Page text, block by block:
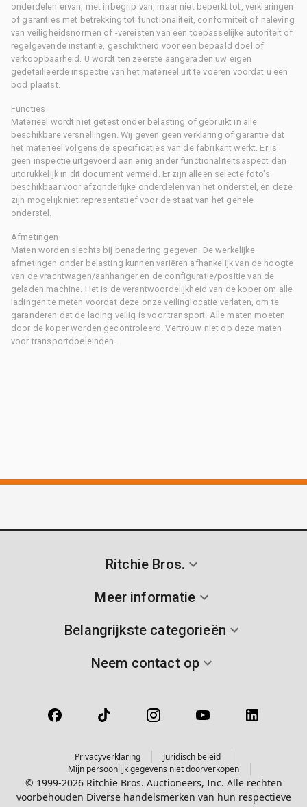
onderdelen ervan, met inbegrip van, maar niet beperkt tot, verklaringen
of garanties met betrekking tot functionaliteit, conformiteit of naleving
van veiligheidsnormen of -vereisten van een toepasselijke autoriteit of
regelgevende instantie, geschiktheid voor een bepaald doel of
verkoopbaarheid. U wordt ten zeerste aangeraden uw eigen
gedetailleerde inspectie van het materieel uit te voeren voordat u een
bod plaatst.
Functies
Materieel wordt niet getest onder belasting of gebruikt in alle
beschikbare versnellingen. Wij geven geen verklaring of garantie dat
het materieel volgens de specificaties van de fabrikant werkt. Er is
geen inspectie uitgevoerd aan enig ander functionaliteitsaspect dan
uitdrukkelijk in dit document vermeld. Er zijn alleen selecte foto's
beschikbaar voor afzonderlijke onderdelen van het onderstel, en deze
zijn mogelijk niet representatief voor de staat van het gehele
onderstel.
Afmetingen
Maten worden slechts bij benadering gegeven. De werkelijke
afmetingen onder belasting kunnen variëren afhankelijk van de hoogte
van de vrachtwagen/aanhanger en de configuratie/positie van de
geladen machine. Het is de verantwoordelijkheid van de koper om alle
ladingen te meten voordat deze onze veilinglocatie verlaten, om te
garanderen dat de lading veilig is voor transport. Alle maten moeten
door de koper worden gecontroleerd. Vertrouw niet op deze maten
voor transportdoeleinden.
Ritchie Bros.
Meer informatie
Belangrijkste categorieën
Neem contact op
Privacyverklaring
Juridisch beleid
Mijn persoonlijk gegevens niet doorverkopen
© 1999-2026 Ritchie Bros. Auctioneers, Inc. Alle rechten
voorbehouden Diverse handelsmerken van hun respectieve